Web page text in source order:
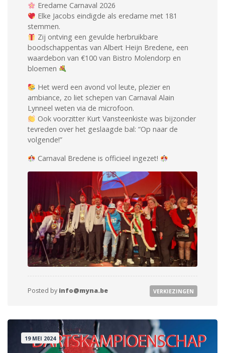
Eredame Carnaval 2026
Elke Jacobs eindigde als eredame met 181
stemmen.
Zij ontving een gevulde herbruikbare
boodschappentas van Albert Heijn Bredene, een
waardebon van €100 van Bistro Molendorp en
bloemen
Het werd een avond vol leute, plezier en
ambiance, zo liet schepen van Carnaval Alain
Lynneel weten via de microfoon.
Ook voorzitter Kurt Vansteenkiste was bijzonder
tevreden over het geslaagde bal: “Op naar de
volgende!”
Carnaval Bredene is officieel ingezet!
Posted by info@myna.be VERKIEZINGEN
19 MEI 2024